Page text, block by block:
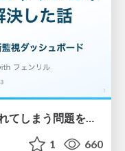
1 660